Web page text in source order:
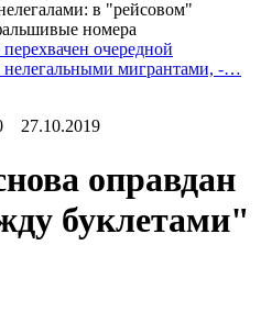
очередной
нелегальными мигрантами, -…
27.10.2019
оправдан
буклетами"